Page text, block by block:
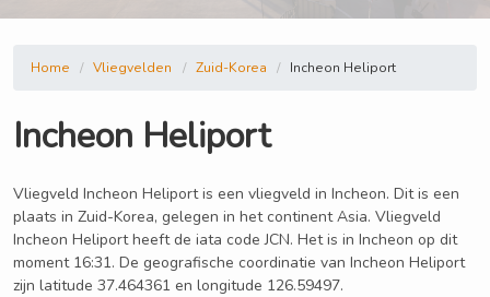
Home Vliegvelden Zuid-Korea Incheon Heliport
Incheon Heliport
Vliegveld Incheon Heliport is een vliegveld in Incheon. Dit is een
plaats in Zuid-Korea, gelegen in het continent Asia. Vliegveld
Incheon Heliport heeft de iata code JCN. Het is in Incheon op dit
moment 16:31. De geografische coordinatie van Incheon Heliport
zijn latitude 37.464361 en longitude 126.59497.